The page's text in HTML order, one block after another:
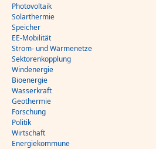
Photovoltaik
Solarthermie
Speicher
EE-Mobilität
Strom- und Wärmenetze
Sektorenkopplung
Windenergie
Bioenergie
Wasserkraft
Geothermie
Forschung
Politik
Wirtschaft
Energiekommune